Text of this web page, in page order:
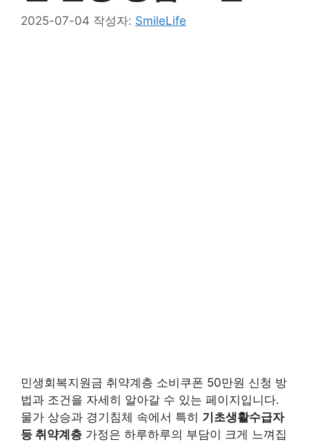
2025-07-04 작성자: SmileLife
민생회복지원금 취약계층 소비쿠폰 50만원 신청 방
법과 조건을 자세히 알아갈 수 있는 페이지입니다.
물가 상승과 경기침체 속에서 특히 기초생활수급자
등 취약계층 가정은 하루하루의 부담이 크게 느껴집